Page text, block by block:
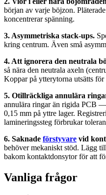
början av varje böjzon.
koncentrerar spänning.
3. Asymmetriska stack-ups.
kring centrum. Även små
4. Att ignorera den neutrala
så nära den neutrala axeln
Koppar på ytterytorna utsätts
5. Otillräckliga annulära
annulära ringar än rigida PCB
0,15 mm på yttre lager.
lamineringssteg förbrukar
6. Saknade förstyvare vid
behöver mekaniskt stöd. Lägg
bakom kontaktdonsytor för att
Vanliga frågor